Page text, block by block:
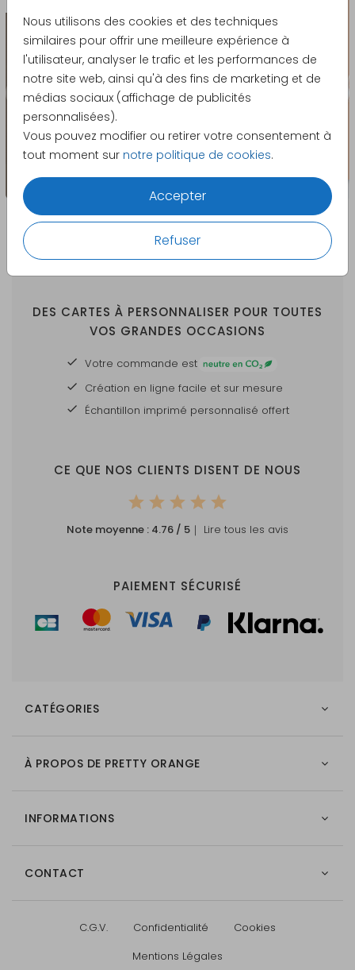
Nous utilisons des cookies et des techniques
similaires pour offrir une meilleure expérience à
l'utilisateur, analyser le trafic et les performances de
notre site web, ainsi qu'à des fins de marketing et de
médias sociaux (affichage de publicités
personnalisées).
Vous pouvez modifier ou retirer votre consentement à
tout moment sur notre politique de cookies.
Accepter
Refuser
DES CARTES À PERSONNALISER POUR TOUTES
VOS GRANDES OCCASIONS
Votre commande est
Création en ligne facile et sur mesure
Échantillon imprimé personnalisé offert
CE QUE NOS CLIENTS DISENT DE NOUS
Note moyenne : 4.76 / 5 ｜ Lire tous les avis
PAIEMENT SÉCURISÉ
CATÉGORIES
À PROPOS DE PRETTY ORANGE
INFORMATIONS
CONTACT
C.G.V. Confidentialité
Cookies
Mentions Légales